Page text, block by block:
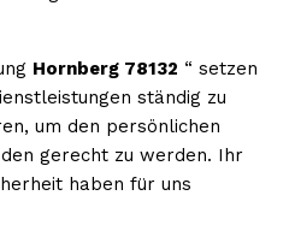
Hornberg 78132 “ setzen
ständig zu
um den persönlichen
gerecht zu werden. Ihr
haben für uns